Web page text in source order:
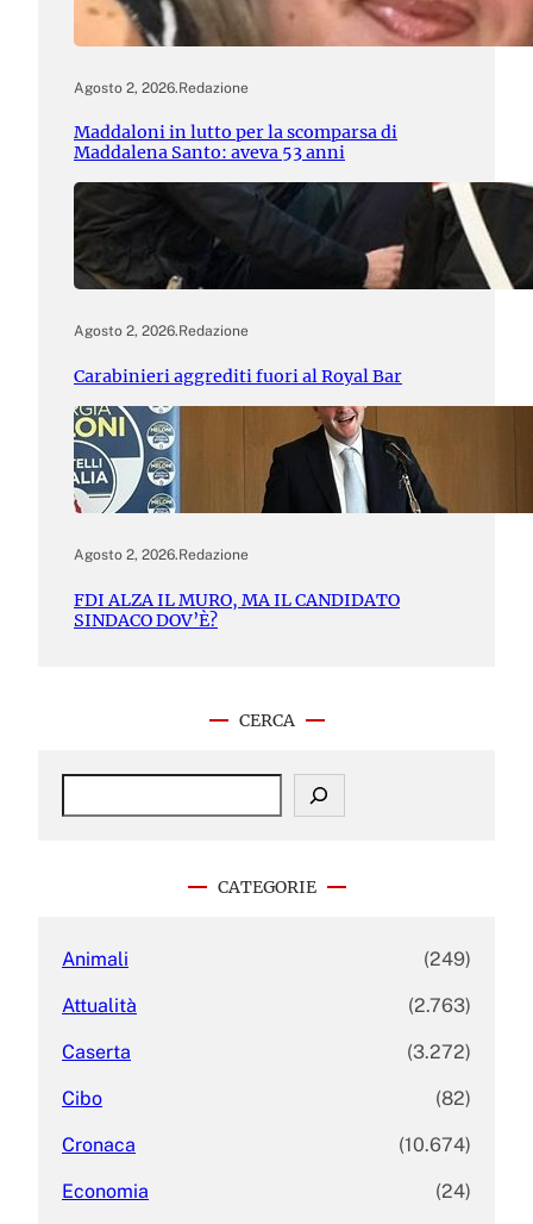
Agosto 2, 2026.Redazione
Maddaloni in lutto per la scomparsa di
Maddalena Santo: aveva 53 anni
Agosto 2, 2026.Redazione
Carabinieri aggrediti fuori al Royal Bar
Agosto 2, 2026.Redazione
FDI ALZA IL MURO, MA IL CANDIDATO
SINDACO DOV’È?
CERCA
S
CATEGORIE
Animali (249)
Attualità (2.763)
Caserta (3.272)
Cibo (82)
Cronaca (10.674)
Economia (24)